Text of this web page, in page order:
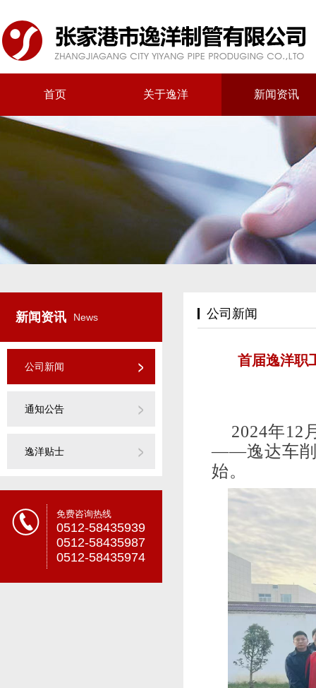
首页 关于逸洋 新闻资讯
新闻资讯 News
公司新闻
通知公告
逸洋贴士
免费咨询热线
0512-58435939
0512-58435987
0512-58435974
公司新闻
首届逸洋职
2024年12
——逸达车削
始。